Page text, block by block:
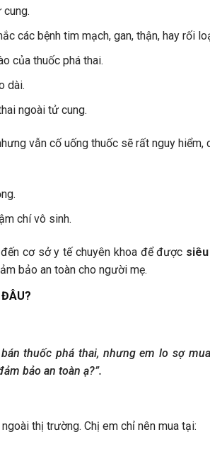
các bệnh tim mạch, gan, thận, hay rối
của thuốc phá thai.
dài.
ngoài tử cung.
vẫn cố uống thuốc sẽ rất nguy hiểm,
chí vô sinh.
cơ sở y tế chuyên khoa để được
bảo an toàn cho người mẹ.
ĐÂU?
thuốc phá thai, nhưng em lo sợ
bảo an toàn ạ?”.
thị trường. Chị em chỉ nên mua tại: